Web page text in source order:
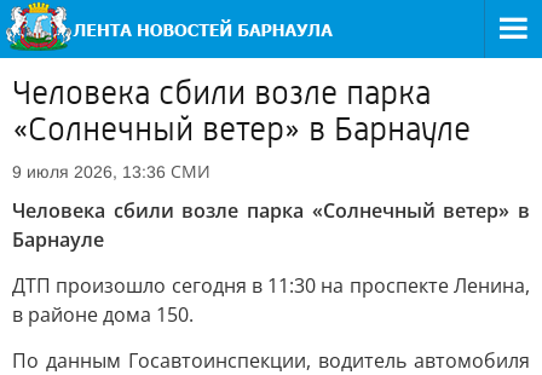
Человека сбили возле парка
«Солнечный ветер» в Барнауле
9 июля 2026, 13:36 СМИ
Человека сбили возле парка «Солнечный ветер» в
Барнауле
ДТП произошло сегодня в 11:30 на проспекте Ленина,
в районе дома 150.
По данным Госавтоинспекции, водитель автомобиля